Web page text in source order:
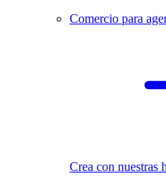
Comercio para
Crea con nuestras